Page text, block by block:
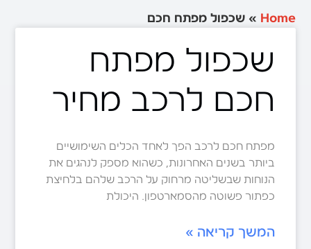
Home
»שכפול מפתח חכם
שכפול מפתח
חכם לרכב מחיר
מפתח חכם לרכב הפך לאחד הכלים השימושיים
ביותר בשנים האחרונות, כשהוא מספק לנהגים את
הנוחות שבשליטה מרחוק על הרכב שלהם בלחיצת
כפתור פשוטה מהסמארטפון. היכולת
המשך קריאה »